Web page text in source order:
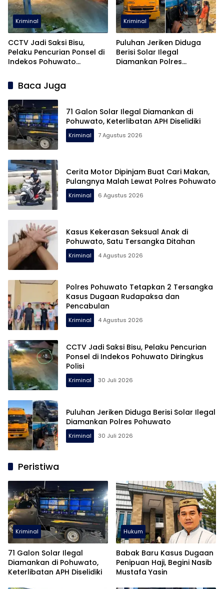
Kriminal
CCTV Jadi Saksi Bisu,
Pelaku Pencurian Ponsel di
Indekos Pohuwato
Kriminal
Puluhan Jeriken Diduga
Berisi Solar Ilegal
Diamankan Polres
Baca Juga
71 Galon Solar Ilegal Diamankan di
Pohuwato, Keterlibatan APH Diselidiki
Kriminal 7 Agustus 2026
Cerita Motor Dipinjam Buat Cari Makan,
Pulangnya Malah Lewat Polres Pohuwato
Kriminal 6 Agustus 2026
Kasus Kekerasan Seksual Anak di
Pohuwato, Satu Tersangka Ditahan
Kriminal 4 Agustus 2026
Polres Pohuwato Tetapkan 2 Tersangka
Kasus Dugaan Rudapaksa dan
Pencabulan
Kriminal 4 Agustus 2026
CCTV Jadi Saksi Bisu, Pelaku Pencurian
Ponsel di Indekos Pohuwato Diringkus
Polisi
Kriminal 30 Juli 2026
Puluhan Jeriken Diduga Berisi Solar Ilegal
Diamankan Polres Pohuwato
Kriminal 30 Juli 2026
Peristiwa
Kriminal
71 Galon Solar Ilegal
Diamankan di Pohuwato,
Keterlibatan APH Diselidiki
Hukum
Babak Baru Kasus Dugaan
Penipuan Haji, Begini Nasib
Mustafa Yasin